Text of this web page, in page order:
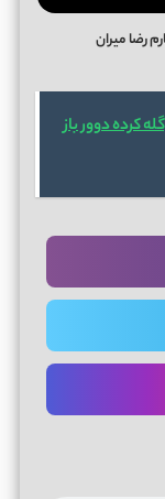
رضا میران
کرده دوور باز